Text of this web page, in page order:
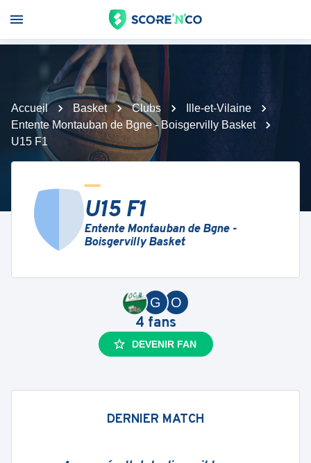
Accueil Basket Clubs
Ille-et-Vilaine
Entente Montauban de Bgne - Boisgervilly Basket
U15 F1
U15 F1
Entente Montauban de Bgne -
Boisgervilly Basket
O
G
4 fans
DEVENIR FAN
DERNIER MATCH